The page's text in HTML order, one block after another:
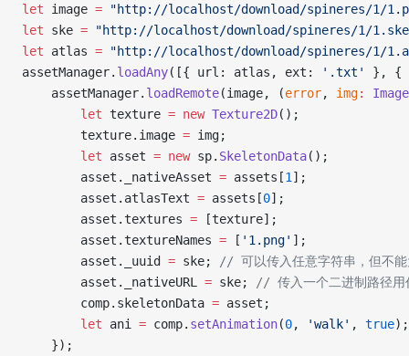
let image = "http://localhost/download/spineres/1/
let ske = "http://localhost/download/spineres/1/
let atlas = "http://localhost/download/spineres/1/
assetManager. loadAny([{ url: atlas, ext: '.txt'
}, {
    assetManager.
loadRemote(image, (error, img:
        let
texture = new Texture2D();
        texture.image
= img;
        let
asset = new sp. SkeletonData();
        asset._nativeAsset
= assets[1 ];
        asset.atlasText
= assets[0];
        asset.textures
= [texture];
        asset.textureNames
= [ '1.png' ];
        asset._uuid
= ske;
// 可以传入任意字符串，但不能
        asset._nativeURL
= ske;
// 传入一个二进制路
        comp.skeletonData
= asset;
        let
ani = comp. setAnimation(0, 'walk' , true);
    });